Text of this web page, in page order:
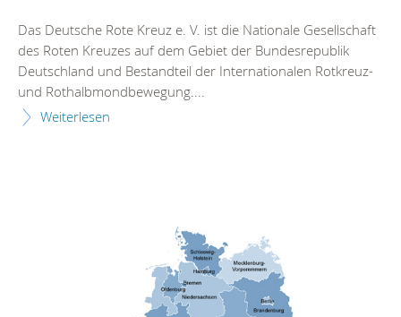
Das Deutsche Rote Kreuz e. V. ist die Nationale Gesellschaft
des Roten Kreuzes auf dem Gebiet der Bundesrepublik
Deutschland und Bestandteil der Internationalen Rotkreuz-
und Rothalbmondbewegung....
Weiterlesen